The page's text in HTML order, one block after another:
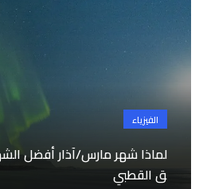
الفيزياء
لماذا شهر مارس/آذار أفضل
ق القطبي